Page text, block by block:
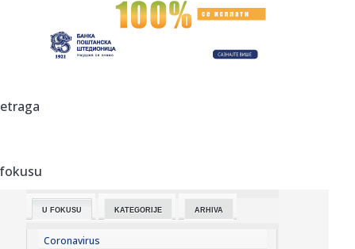
U predgrađu Damaska podignut autobus u vazduh, dve
23:55:ROMAŠČENKO POSLE POTOPA U HUMSKOJ: Jedna stvar
VIDEO
23:47:
23:44: "Mesi bi bio Pikaso" VIDEO
U FOKUSU KATEGORIJE ARHIVA
Coronavirus